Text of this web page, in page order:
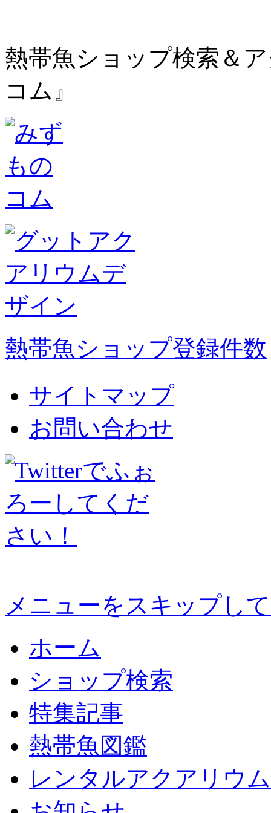
熱帯魚ショップ検索＆
コム』
熱帯魚ショップ登録件数
サイトマップ
お問い合わせ
メニューをスキップし
ホーム
ショップ検索
特集記事
熱帯魚図鑑
レンタルアクアリウム